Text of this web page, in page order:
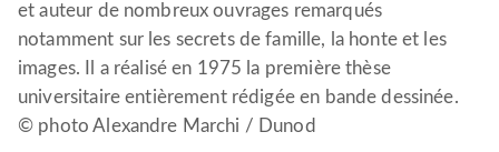
et auteur de nombreux ouvrages remarqués
notamment sur les secrets de famille, la honte et les
images. Il a réalisé en 1975 la première thèse
universitaire entièrement rédigée en bande dessinée.
© photo Alexandre Marchi / Dunod